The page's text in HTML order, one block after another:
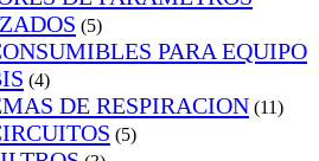
(5)
PARA EQUIPO
(4)
DE RESPIRACION (11)
(5)